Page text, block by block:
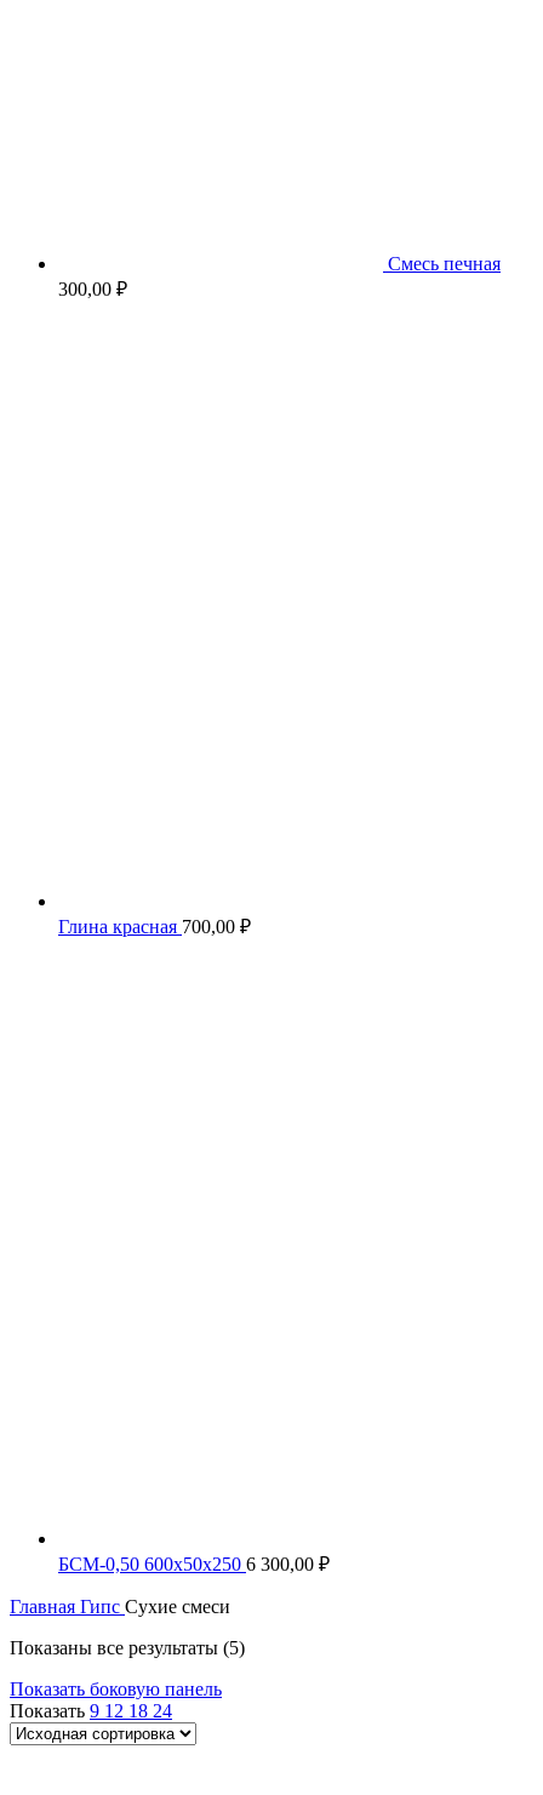
Смесь печная
300,00 ₽
Глина красная 700,00 ₽
БСМ-0,50 600х50х250 6 300,00 ₽
Главная Гипс Сухие смеси
Показаны все результаты (5)
Показать боковую панель
Показать 9 12 18 24